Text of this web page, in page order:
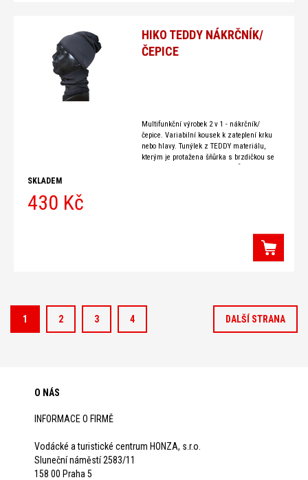
HIKO TEDDY NÁKRČNÍK/
ČEPICE
Multifunkční výrobek 2 v 1 - nákrčník/
čepice. Variabilní kousek k zateplení krku
nebo hlavy. Tunýlek z TEDDY materiálu,
kterým je protažena šňůrka s brzdičkou se
SKLADEM
430 Kč
1 2 3 4 DALŠÍ STRANA
O NÁS
INFORMACE O FIRMĚ
Vodácké a turistické centrum HONZA, s.r.o.
Sluneční náměstí 2583/11
158 00 Praha 5